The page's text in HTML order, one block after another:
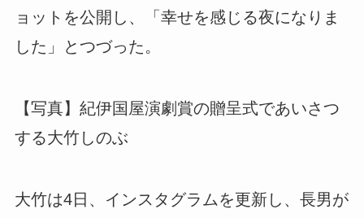
ョットを公開し、「幸せを感じる夜になりま
した」とつづった。
【写真】紀伊国屋演劇賞の贈呈式であいさつ
する大竹しのぶ
大竹は4日、インスタグラムを更新し、長男が